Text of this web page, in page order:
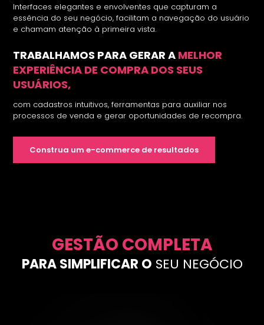
Interfaces elegantes e envolventes que capturam a
essência do seu negócio, facilitam a navegação do usuário
e chamam atenção à primeira vista.
TRABALHAMOS PARA GERAR A MELHOR
EXPERIÊNCIA DE COMPRA DOS SEUS
USUÁRIOS,
com cadastros intuitivos, ferramentas para auxiliar nos
processos de venda e gerar oportunidades de recompra.
Construa um e-commerce de resultados
GESTÃO COMPLETA
PARA SIMPLIFICAR O SEU NEGÓCIO